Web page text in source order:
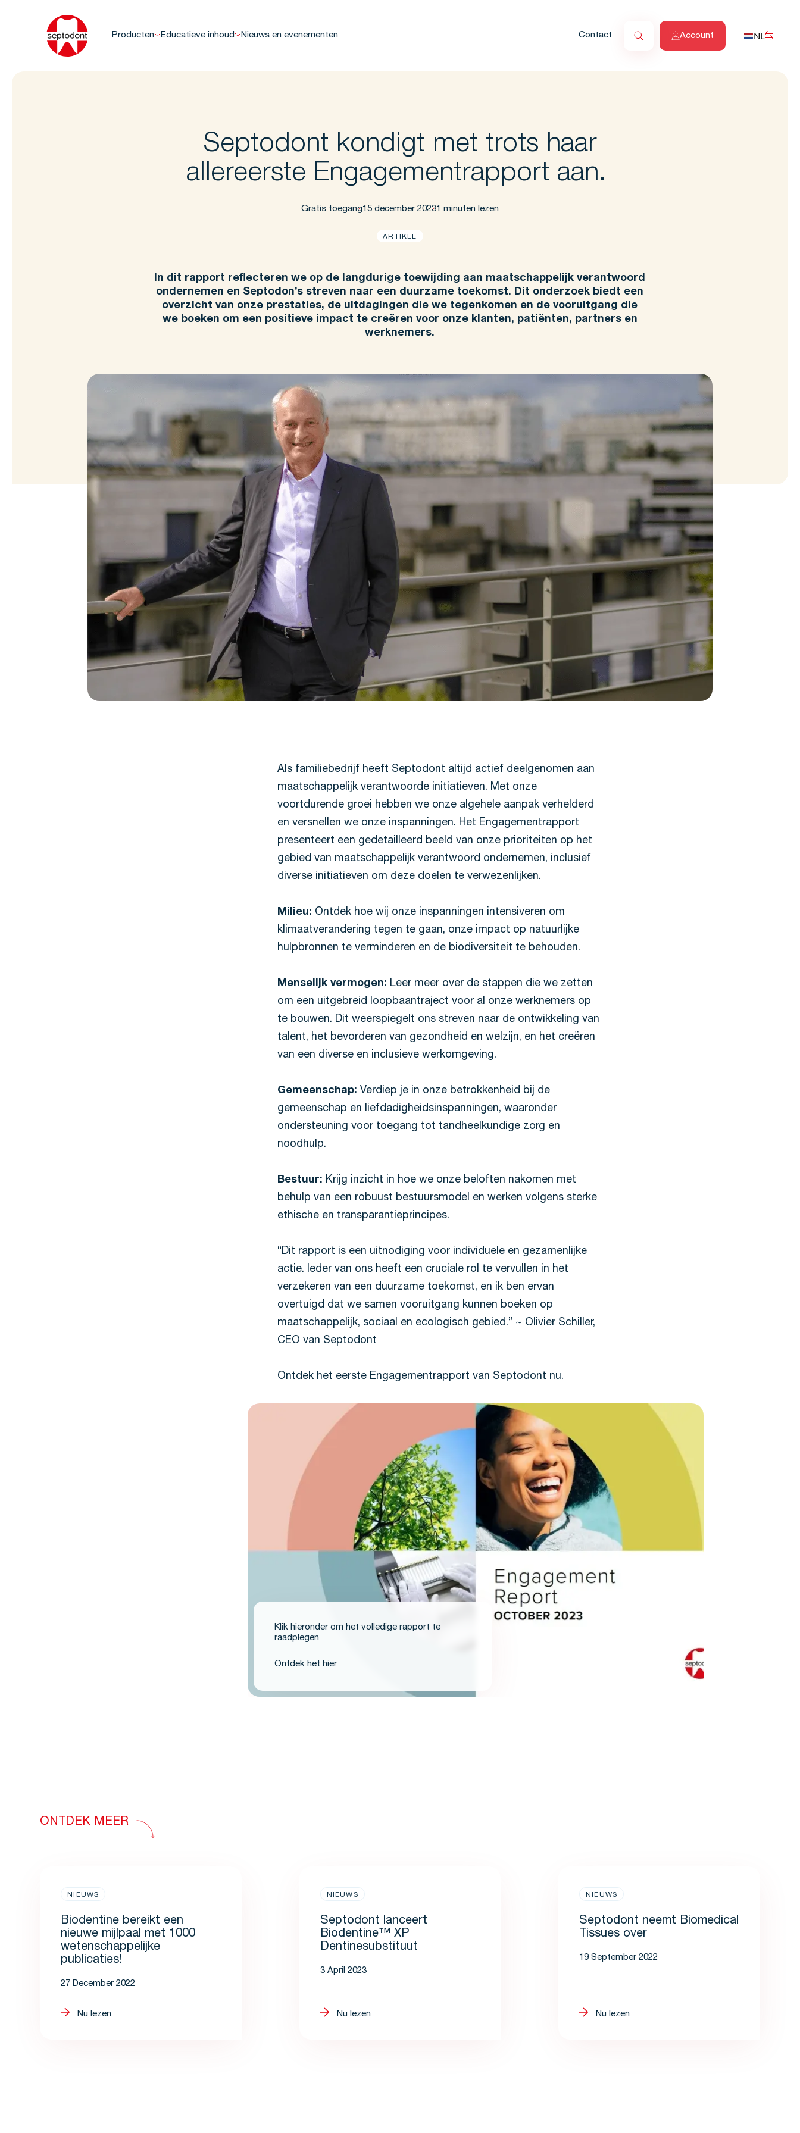
Producten Educatieve inhoud Nieuws en evenementen Contact Account NL
Septodont kondigt met trots haar
allereerste Engagementrapport aan.
Gratis toegang15 december 20231 minuten lezen
ARTIKEL
In dit rapport reflecteren we op de langdurige toewijding aan maatschappelijk verantwoord
ondernemen en Septodon’s streven naar een duurzame toekomst. Dit onderzoek biedt een
overzicht van onze prestaties, de uitdagingen die we tegenkomen en de vooruitgang die
we boeken om een positieve impact te creëren voor onze klanten, patiënten, partners en
werknemers.
Als familiebedrijf heeft Septodont altijd actief deelgenomen aan
maatschappelijk verantwoorde initiatieven. Met onze
voortdurende groei hebben we onze algehele aanpak verhelderd
en versnellen we onze inspanningen. Het Engagementrapport
presenteert een gedetailleerd beeld van onze prioriteiten op het
gebied van maatschappelijk verantwoord ondernemen, inclusief
diverse initiatieven om deze doelen te verwezenlijken.
Milieu: Ontdek hoe wij onze inspanningen intensiveren om
klimaatverandering tegen te gaan, onze impact op natuurlijke
hulpbronnen te verminderen en de biodiversiteit te behouden.
Menselijk vermogen: Leer meer over de stappen die we zetten
om een uitgebreid loopbaantraject voor al onze werknemers op
te bouwen. Dit weerspiegelt ons streven naar de ontwikkeling van
talent, het bevorderen van gezondheid en welzijn, en het creëren
van een diverse en inclusieve werkomgeving.
Gemeenschap: Verdiep je in onze betrokkenheid bij de
gemeenschap en liefdadigheidsinspanningen, waaronder
ondersteuning voor toegang tot tandheelkundige zorg en
noodhulp.
Bestuur: Krijg inzicht in hoe we onze beloften nakomen met
behulp van een robuust bestuursmodel en werken volgens sterke
ethische en transparantieprincipes.
“Dit rapport is een uitnodiging voor individuele en gezamenlijke
actie. Ieder van ons heeft een cruciale rol te vervullen in het
verzekeren van een duurzame toekomst, en ik ben ervan
overtuigd dat we samen vooruitgang kunnen boeken op
maatschappelijk, sociaal en ecologisch gebied.” ~ Olivier Schiller,
CEO van Septodont
Ontdek het eerste Engagementrapport van Septodont nu.
Klik hieronder om het volledige rapport te
raadplegen
Ontdek het hier
ONTDEK MEER
NIEUWS
Biodentine bereikt een
nieuwe mijlpaal met 1000
wetenschappelijke
publicaties!
27 December 2022
Nu lezen
NIEUWS
Septodont lanceert
Biodentine™ XP
Dentinesubstituut
3 April 2023
Nu lezen
NIEUWS
Septodont neemt Biomedical
Tissues over
19 September 2022
Nu lezen